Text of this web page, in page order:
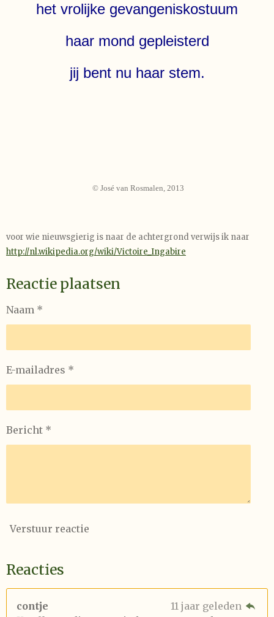
het vrolijke gevangeniskostuum
haar mond gepleisterd
jij bent nu haar stem.
© José van Rosmalen, 2013
voor wie nieuwsgierig is naar de achtergrond verwijs ik naar
http://nl.wikipedia.org/wiki/Victoire_Ingabire
Reactie plaatsen
Naam *
E-mailadres *
Bericht *
Verstuur reactie
Reacties
contje
11 jaar geleden